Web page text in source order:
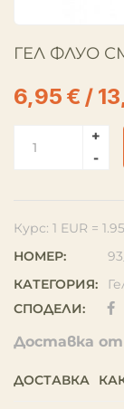
ГЕЛ ФЛУО
6,95 € /
Курс: 1 EUR =
НОМЕР:
КАТЕГОРИЯ:
СПОДЕЛИ:
Доставка от
ДОСТАВКА